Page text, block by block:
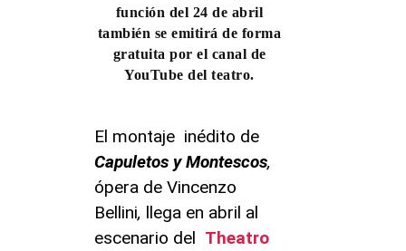
función del 24 de abril
también se emitirá de forma
gratuita por el canal de
YouTube del teatro.
El montaje inédito de
Capuletos y Montescos,
ópera de Vincenzo
Bellini, llega en abril al
escenario del Theatro